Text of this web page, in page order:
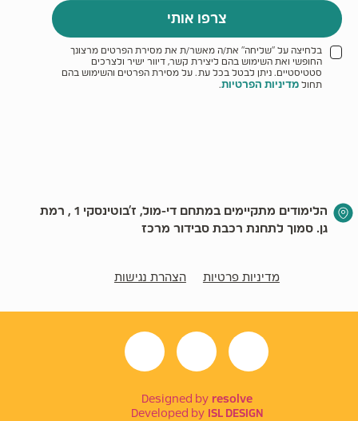
בלחיצה על "שליחה" את/ה מאשר/ת את מסירת הפרטים מרצונך
החופשי ואת השימוש בהם ליצירת קשר, דיוור ישיר ולצרכים
סטטיסטיים. ניתן לבטל בכל עת. על מסירת הפרטים והשימוש בהם
תחול מדיניות הפרטיות.
צרפו אותי
הלימודים מתקיימים במתחם די-מול, ז׳בוטינסקי 1 , רמת
גן. סמוך לתחנת רכבת סבידור מרכז
מדיניות פרטיות הצהרת נגישות
Designed by resolve
Developed by ISL DESIGN